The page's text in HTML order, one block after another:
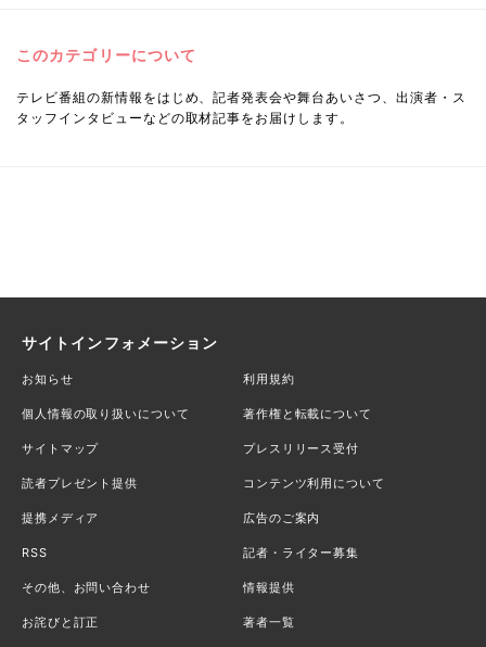
このカテゴリーについて
テレビ番組の新情報をはじめ、記者発表会や舞台あいさつ、出演者・ス
タッフインタビューなどの取材記事をお届けします。
サイトインフォメーション
お知らせ 利用規約
個人情報の取り扱いについて 著作権と転載について
サイトマップ プレスリリース受付
読者プレゼント提供 コンテンツ利用について
提携メディア 広告のご案内
RSS 記者・ライター募集
その他、お問い合わせ 情報提供
お詫びと訂正 著者一覧